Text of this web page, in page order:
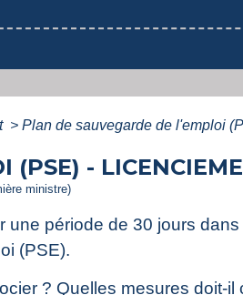
> Plan de sauvegarde de l'emploi
(PSE) -
ministre)
période de 30 jours
(PSE).
? Quelles mesures doit-